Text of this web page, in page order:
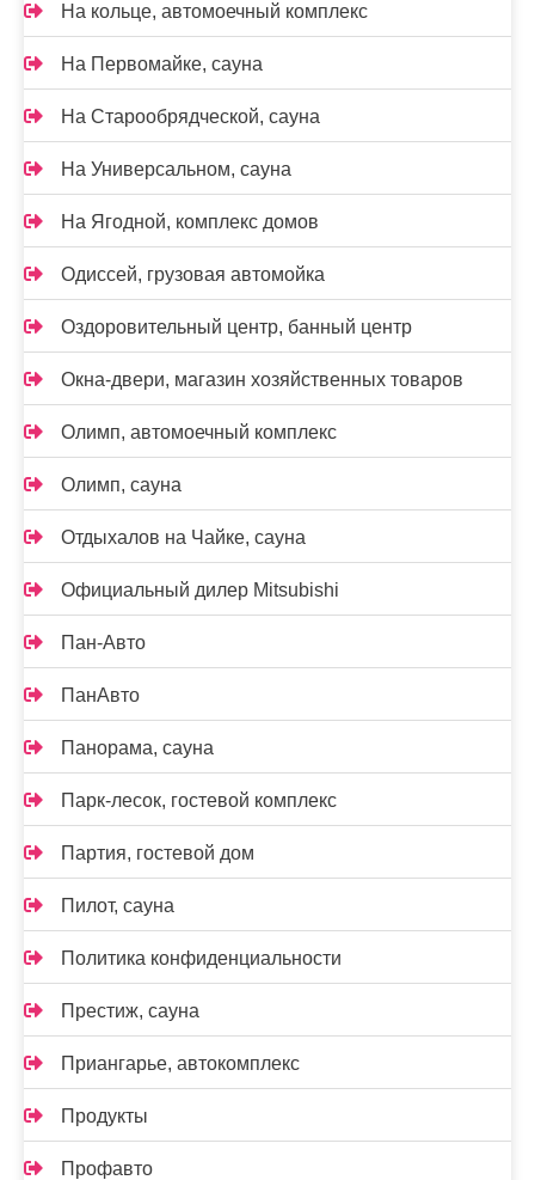
На кольце, автомоечный комплекс
На Первомайке, сауна
На Старообрядческой, сауна
На Универсальном, сауна
На Ягодной, комплекс домов
Одиссей, грузовая автомойка
Оздоровительный центр, банный центр
Окна-двери, магазин хозяйственных товаров
Олимп, автомоечный комплекс
Олимп, сауна
Отдыхалов на Чайке, сауна
Официальный дилер Mitsubishi
Пан-Авто
ПанАвто
Панорама, сауна
Парк-лесок, гостевой комплекс
Партия, гостевой дом
Пилот, сауна
Политика конфиденциальности
Престиж, сауна
Приангарье, автокомплекс
Продукты
Профавто